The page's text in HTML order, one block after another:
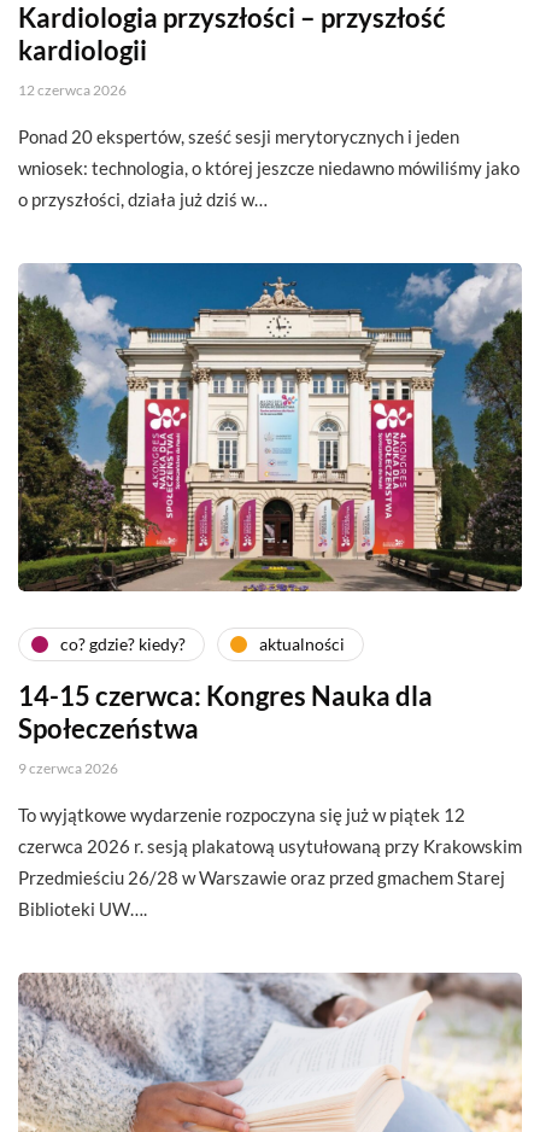
Kardiologia przyszłości – przyszłość
kardiologii
12 czerwca 2026
Ponad 20 ekspertów, sześć sesji merytorycznych i jeden
wniosek: technologia, o której jeszcze niedawno mówiliśmy jako
o przyszłości, działa już dziś w…
co? gdzie? kiedy? aktualności
14-15 czerwca: Kongres Nauka dla
Społeczeństwa
9 czerwca 2026
To wyjątkowe wydarzenie rozpoczyna się już w piątek 12
czerwca 2026 r. sesją plakatową usytułowaną przy Krakowskim
Przedmieściu 26/28 w Warszawie oraz przed gmachem Starej
Biblioteki UW….